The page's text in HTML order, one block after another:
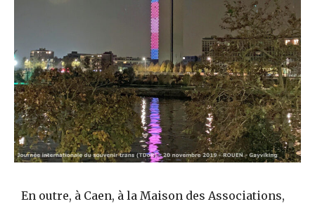
En outre, à Caen, à la Maison des Associations,